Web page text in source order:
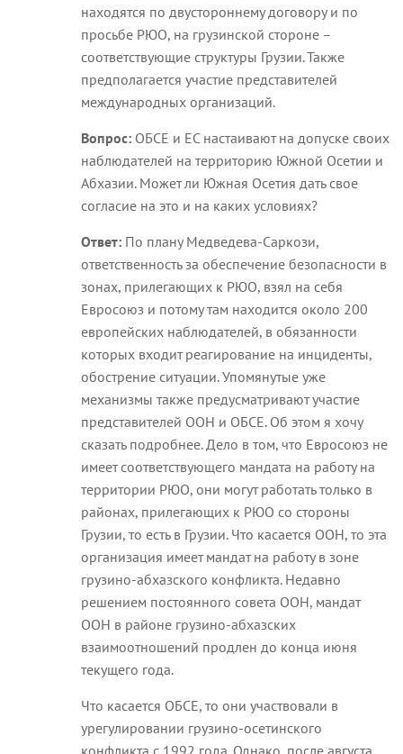
находятся по двустороннему договору и по
просьбе РЮО, на грузинской стороне –
соответствующие структуры Грузии. Также
предполагается участие представителей
международных организаций.
Вопрос: ОБСЕ и ЕС настаивают на допуске своих
наблюдателей на территорию Южной Осетии и
Абхазии. Может ли Южная Осетия дать свое
согласие на это и на каких условиях?
Ответ: По плану Медведева-Саркози,
ответственность за обеспечение безопасности в
зонах, прилегающих к РЮО, взял на себя
Евросоюз и потому там находится около 200
европейских наблюдателей, в обязанности
которых входит реагирование на инциденты,
обострение ситуации. Упомянутые уже
механизмы также предусматривают участие
представителей ООН и ОБСЕ. Об этом я хочу
сказать подробнее. Дело в том, что Евросоюз не
имеет соответствующего мандата на работу на
территории РЮО, они могут работать только в
районах, прилегающих к РЮО со стороны
Грузии, то есть в Грузии. Что касается ООН, то эта
организация имеет мандат на работу в зоне
грузино-абхазского конфликта. Недавно
решением постоянного совета ООН, мандат
ООН в районе грузино-абхазских
взаимоотношений продлен до конца июня
текущего года.
Что касается ОБСЕ, то они участвовали в
урегулировании грузино-осетинского
конфликта с 1992 года. Однако, после августа